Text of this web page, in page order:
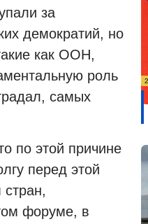
за
демократий, но
как ООН,
роль
самых
по этой причине
перед этой
форуме, в